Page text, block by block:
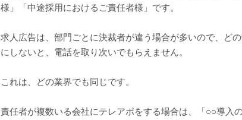
様」「中途採用におけるご責任者様」です。
求人広告は、部門ごとに決裁者が違う場合が多いので、ど
にしないと、電話を取り次いでもらえません。
これは、どの業界でも同じです。
責任者が複数いる会社にテレアポをする場合は、「○○導入